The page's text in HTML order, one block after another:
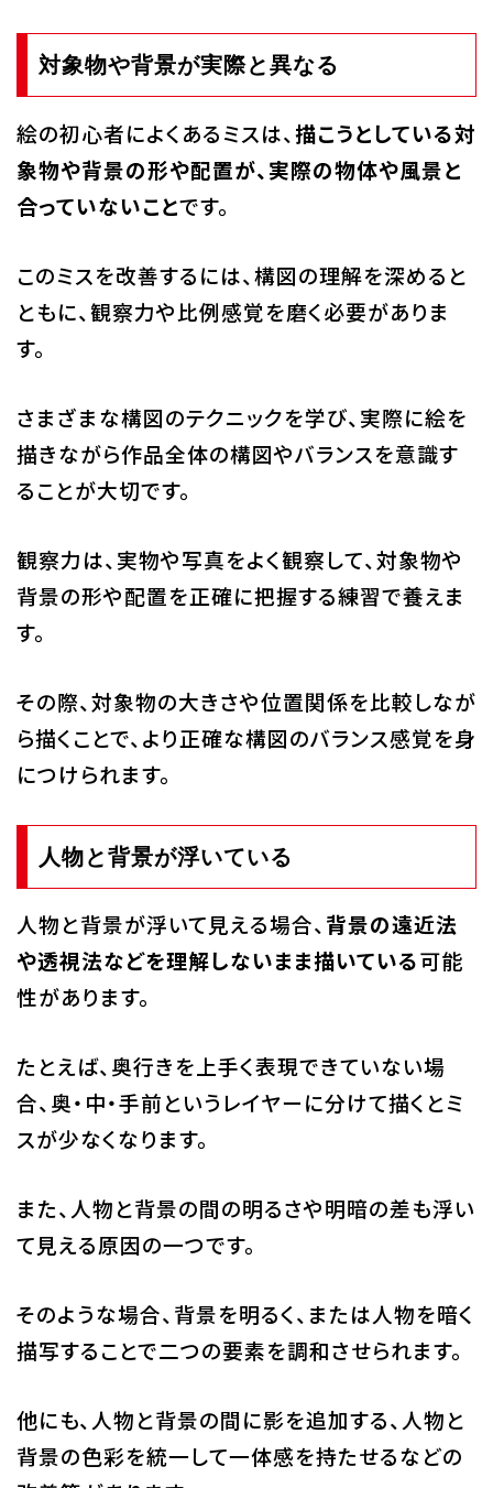
対象物や背景が実際と異なる
絵の初心者によくあるミスは、描こうとしている対
象物や背景の形や配置が、実際の物体や風景と
合っていないことです。
このミスを改善するには、構図の理解を深めると
ともに、観察力や比例感覚を磨く必要がありま
す。
さまざまな構図のテクニックを学び、実際に絵を
描きながら作品全体の構図やバランスを意識す
ることが大切です。
観察力は、実物や写真をよく観察して、対象物や
背景の形や配置を正確に把握する練習で養えま
す。
その際、対象物の大きさや位置関係を比較しなが
ら描くことで、より正確な構図のバランス感覚を身
につけられます。
人物と背景が浮いている
人物と背景が浮いて見える場合、 背景の遠近法
や透視法などを理解しないまま描いている可能
性があります。
たとえば、奥行きを上手く表現できていない場
合、奥・中・手前というレイヤーに分けて描くとミ
スが少なくなります。
また、人物と背景の間の明るさや明暗の差も浮い
て見える原因の一つです。
そのような場合、背景を明るく、または人物を暗く
描写することで二つの要素を調和させられます。
他にも、人物と背景の間に影を追加する、人物と
背景の色彩を統一して一体感を持たせるなどの